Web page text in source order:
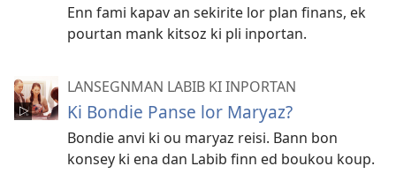
Enn fami kapav an sekirite lor plan finans, ek
pourtan mank kitsoz ki pli inportan.
LANSEGNMAN LABIB KI INPORTAN
Ki Bondie Panse lor Maryaz?
Bondie anvi ki ou maryaz reisi. Bann bon
konsey ki ena dan Labib finn ed boukou koup.